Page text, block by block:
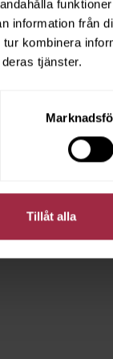
information från
kombinera
tjänster.
Tillåt alla